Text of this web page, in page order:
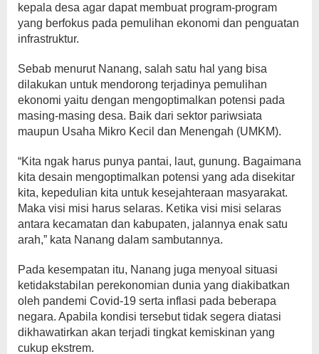
kepala desa agar dapat membuat program-program
yang berfokus pada pemulihan ekonomi dan penguatan
infrastruktur.
Sebab menurut Nanang, salah satu hal yang bisa
dilakukan untuk mendorong terjadinya pemulihan
ekonomi yaitu dengan mengoptimalkan potensi pada
masing-masing desa. Baik dari sektor pariwsiata
maupun Usaha Mikro Kecil dan Menengah (UMKM).
“Kita ngak harus punya pantai, laut, gunung. Bagaimana
kita desain mengoptimalkan potensi yang ada disekitar
kita, kepedulian kita untuk kesejahteraan masyarakat.
Maka visi misi harus selaras. Ketika visi misi selaras
antara kecamatan dan kabupaten, jalannya enak satu
arah,” kata Nanang dalam sambutannya.
Pada kesempatan itu, Nanang juga menyoal situasi
ketidakstabilan perekonomian dunia yang diakibatkan
oleh pandemi Covid-19 serta inflasi pada beberapa
negara. Apabila kondisi tersebut tidak segera diatasi
dikhawatirkan akan terjadi tingkat kemiskinan yang
cukup ekstrem.